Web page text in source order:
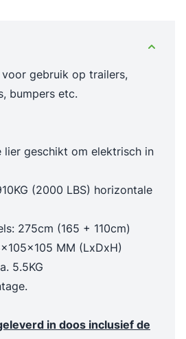
gebruik op trailers,
bumpers etc.
geschikt om elektrisch in
(2000 LBS) horizontale
275cm (165 + 110cm)
MM (LxDxH)
5.5KG
in doos inclusief de